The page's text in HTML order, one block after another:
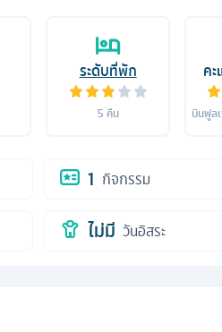
ระดับที่พัก
5 คืน
ค
บินฟูล
1 กิจกรรม
ไม่มี วันอิสระ